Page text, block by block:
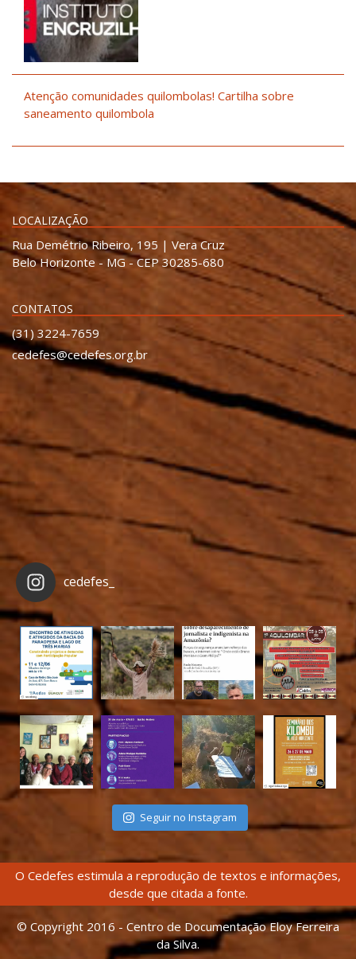
Atenção comunidades quilombolas! Cartilha sobre
saneamento quilombola
LOCALIZAÇÃO
Rua Demétrio Ribeiro, 195 | Vera Cruz
Belo Horizonte - MG - CEP 30285-680
CONTATOS
(31) 3224-7659
cedefes@cedefes.org.br
cedefes_
Seguir no Instagram
O Cedefes estimula a reprodução de textos e informações,
desde que citada a fonte.
© Copyright 2016 - Centro de Documentação Eloy Ferreira
da Silva.